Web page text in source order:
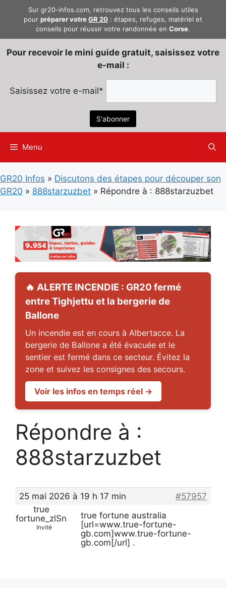
Sur gr20-infos.com, retrouvez tous les conseils utiles
pour préparer votreGR 20 : étapes, refuges, matériel et
conseils pour réussir votre randonnée en Corse.
Pour recevoir le mini guide gratuit, saisissez votre
e-mail :
Saisissez votre e-mail*
Menu
GR20 Infos » Discutons des étapes pour découper son
GR20 » 888starzuzbet » Répondre à : 888starzuzbet
🔥 ALERTE INCENDIE : GR20 fermé
entre Tighjettu et la bergerie de
Ballone
Un incendie est en cours à Albertacce. La
bergerie de Ballone a été évacuée et le
sentier est fermé dans ce secteur. Évitez la
zone et suivez les consignes des secours.
Voir les infos en temps réel →
Répondre à :
888starzuzbet
25 mai 2026 à 19 h 17 min
#57957
true
fortune_zlSn
Invité
true fortune australia
[url=www.true-fortune-
gb.com]www.true-fortune-
gb.com[/url] .